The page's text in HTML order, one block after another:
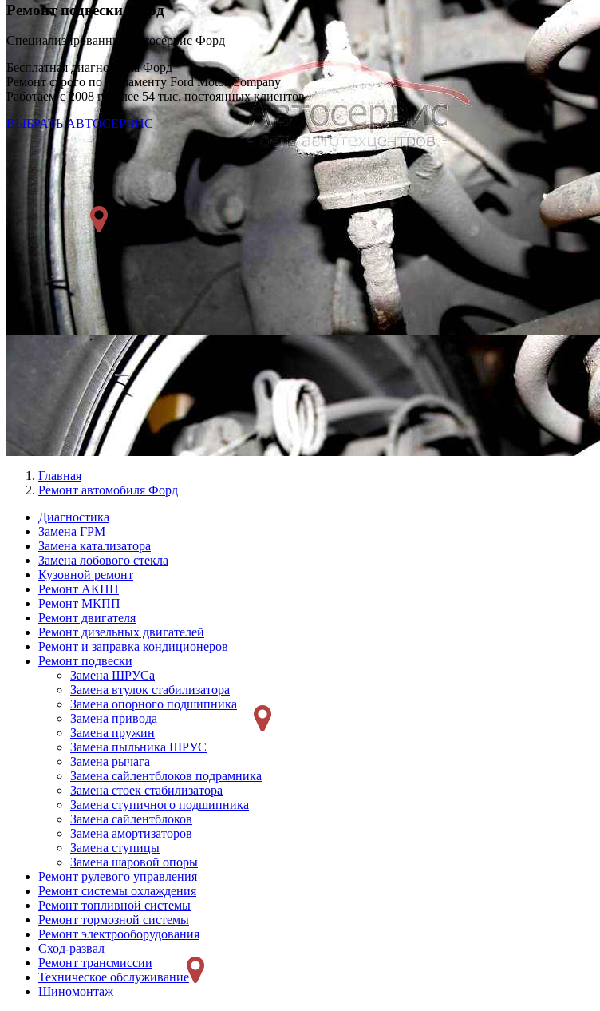
Ремонт подвески Форд
Специализированный автосервис Форд
Бесплатная диагностика Форд
Ремонт строго по регламенту Ford Motor Company
Работаем с 2008 г. Более 54 тыс. постоянных клиентов
ВЫБРАТЬ АВТОСЕРВИС
Главная
Ремонт автомобиля Форд
Меню
Ремонт
слева
Диагностика
Замена ГРМ
Замена катализатора
Замена лобового стекла
Кузовной ремонт
Ремонт АКПП
Ремонт МКПП
Ремонт двигателя
Ремонт дизельных двигателей
Ремонт и заправка кондиционеров
Ремонт подвески
Замена ШРУСа
Замена втулок стабилизатора
Замена опорного подшипника
Замена привода
Замена пружин
Замена пыльника ШРУС
Замена рычага
Замена сайлентблоков подрамника
Замена стоек стабилизатора
Замена ступичного подшипника
Замена сайлентблоков
Замена амортизаторов
Замена ступицы
Замена шаровой опоры
Ремонт рулевого управления
Ремонт системы охлаждения
Ремонт топливной системы
Ремонт тормозной системы
Ремонт электрооборудования
Сход-развал
Ремонт трансмиссии
Техническое обслуживание
Шиномонтаж